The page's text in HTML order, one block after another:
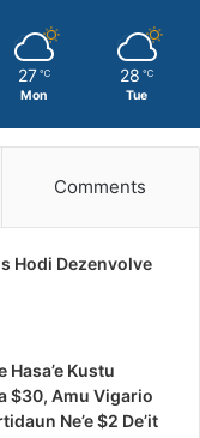
27 ℃
Mon
28 ℃
Tue
Comments
Hodi Dezenvolve
Kustu
$30, Amu Vigario
Ne’e $2 De’it